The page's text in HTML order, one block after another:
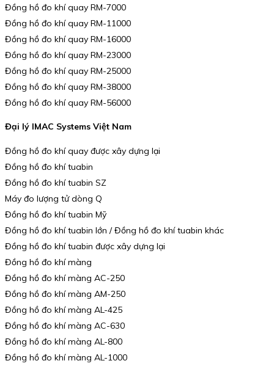
Đồng hồ đo khí quay RM-7000
Đồng hồ đo khí quay RM-11000
Đồng hồ đo khí quay RM-16000
Đồng hồ đo khí quay RM-23000
Đồng hồ đo khí quay RM-25000
Đồng hồ đo khí quay RM-38000
Đồng hồ đo khí quay RM-56000
Đại lý IMAC Systems Việt Nam
Đồng hồ đo khí quay được xây dựng lại
Đồng hồ đo khí tuabin
Đồng hồ đo khí tuabin SZ
Máy đo lượng tử dòng Q
Đồng hồ đo khí tuabin Mỹ
Đồng hồ đo khí tuabin lớn / Đồng hồ đo khí tuabin khác
Đồng hồ đo khí tuabin được xây dựng lại
Đồng hồ đo khí màng
Đồng hồ đo khí màng AC-250
Đồng hồ đo khí màng AM-250
Đồng hồ đo khí màng AL-425
Đồng hồ đo khí màng AC-630
Đồng hồ đo khí màng AL-800
Đồng hồ đo khí màng AL-1000